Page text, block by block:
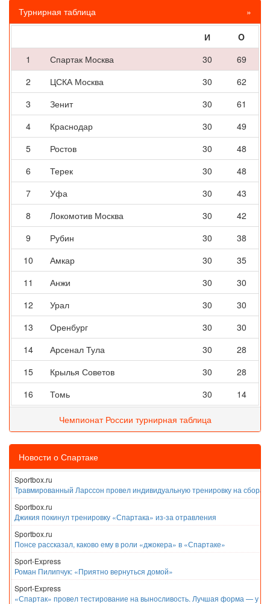
Турнирная таблица »
И
O
1
Спартак Москва 30
69
2
ЦСКА Москва 30
62
3
Зенит 30
61
4
Краснодар 30
49
5
Ростов 30
48
6
Терек 30
48
7
Уфа 30
43
8
Локомотив Москва 30
42
9
Рубин 30
38
10
Амкар 30
35
11
Анжи 30
30
12
Урал 30
30
13
Оренбург 30
30
14
Арсенал Тула 30
28
15
Крылья Советов 30
28
16
Томь 30 14
Чемпионат России турнирная таблица
Новости о Спартаке
Sportbox.ru
Травмированный Ларссон провел индивидуальную тренировку на
Sportbox.ru
Джикия покинул тренировку «Спартака» из-за отравления
Sportbox.ru
Понсе рассказал, каково ему в роли «джокера» в «Спартаке»
Sport-Express
Роман Пилипчук: «Приятно вернуться домой»
Sport-Express
«Спартак» провел тестирование на выносливость. Лучшая форма — у